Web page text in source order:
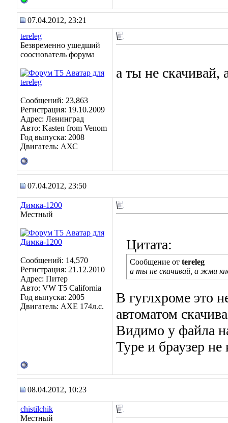
07.04.2012, 23:21
tereleg
Безвременно ушедший
сооснователь форума
Сообщений: 23,863
Регистрация: 19.10.2009
Адрес: Ленинград
Авто: Kasten from Venom
Год выпуска: 2008
Двигатель: АХС
а ты не
07.04.2012, 23:50
Димка-1200
Местный
Сообщений: 14,570
Регистрация: 21.12.2010
Адрес: Питер
Авто: VW T5 California
Год выпуска: 2005
Двигатель: AXE 174л.с.
Цитата:
Сообщение от tereleg
а ты не скачивай, а жми
В гуглхроме это
автоматом
Видимо у файла
Type и браузер не
08.04.2012, 10:23
chistilchik
Местный